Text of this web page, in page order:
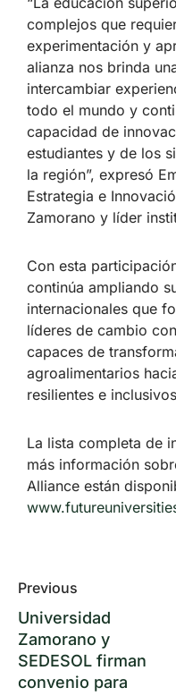
complejos que
experimentación y
alianza nos brinda
intercambiar
todo el mundo y
capacidad de
estudiantes y de los
la región”, expresó
Estrategia e
Zamorano y líder
Con esta
continúa ampliando
internacionales que
líderes de cambio
capaces de
agroalimentarios
resilientes e
La lista completa de
más información
Alliance están
Previous
Universidad
Zamorano y
SEDESOL firman
convenio para